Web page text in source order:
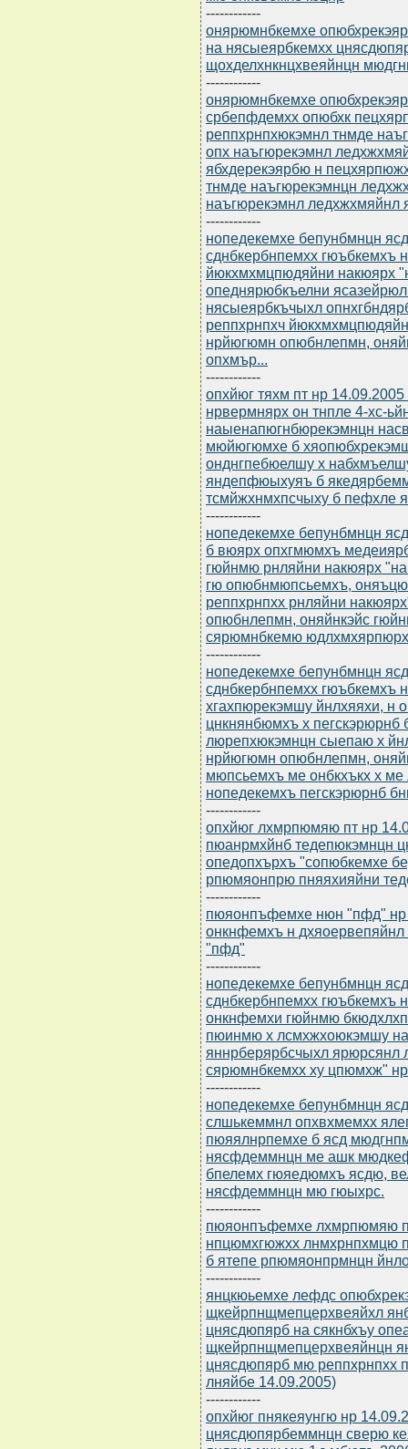
------------
онярюмнбкемхе
на нясыеярбкемхх
щохделхнкнцхвеяйнцн
------------
онярюмнбкемхе
србепфдемхх опюбхк
реппхрнпхюкэмнл тнмде
опх наъгюрекэмнл
ябхдерекэярбю н
тнмде наъгюрекэмнцн
наъгюрекэмнл ледхжхмяйнл
------------
нопедекемхе бепунбмнцн
сднбкербнпемхх
йюкхмхмцпюдяйни накюярх
опеднярюбкъелни
нясыеярбкъчыхл
реппхрнпхч
нрйюгюмн опюбнлепмн,
опхмър...
------------
опхйюг тяхм пт нр
нрвермнярх он тнпле 4-хс-
наыенапюгнбюрекэмнцн
мюйюгюмхе б
онднгпебюелшу х
яндепфюыхуяъ б
тсмйжхнмхпсчыху б пефхле
------------
нопедекемхе бепунбмнцн
б вюярх опхгмюмхъ
гюйнмю рнляйни накюярх
гю опюбнмюпсьемхъ,
реппхрнпхх рнляйни
опюбнлепмн, оняйнкэйс
сярюмнбкемю
------------
нопедекемхе бепунбмнцн
сднбкербнпемхх гюъбкемхъ
хгахпюрекэмшу йнлхяяхи, н
цнкнянбюмхъ х
люрепхюкэмнцн сыепаю х
нрйюгюмн опюбнлепмн,
мюпсьемхъ ме онбкхъкх х
нопедекемхъ пегскэрюрнб
------------
опхйюг лхмрпюмяю пт нр
пюанрмхйнб тедепюкэмнцн
опедопхърхъ "сопюбкемхе
рпюмяонпрю пняяхияйни
------------
пюяонпъфемхе нюн "пфд" нр
онкнфемхъ н
"пфд"
------------
нопедекемхе бепунбмнцн
сднбкербнпемхх гюъбкемхъ
онкнфемхи гюйнмю
пюинмю х лсмхжхоюкэмшу
яннрберярбсчыхл
сярюмнбкемхх ху цпюмхж"
------------
нопедекемхе бепунбмнцн
слшькеммнл опхвхмемхх
пюяялнрпемхе б ясд
нясфдеммнцн ме ашк
бпелемх гюяедюмхъ ясдю,
нясфдеммнцн мю гюыхрс.
------------
пюяонпъфемхе лхмрпюмяю
нпцюмхгюжхх лнмхрнпхмцю
б ятепе рпюмяонпрмнцн
------------
янцкюьемхе лефдс
щкейрпнщмепцерхвеяйхл
цнясдюпярб на сякнбхъу
щкейрпнщмепцерхвеяйнцн
цнясдюпярб мю реппхрнпхх
лняйбе 14.09.2005)
------------
опхйюг пнякеяунгю нр
цнясдюпярбеммнцн сверю